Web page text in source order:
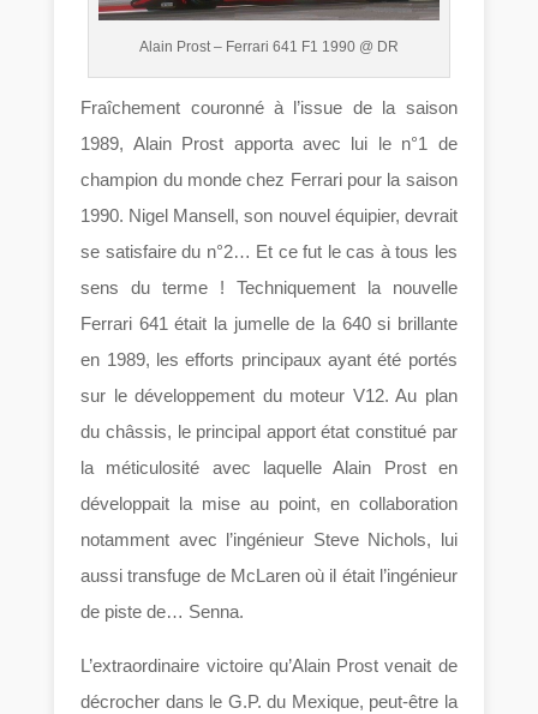
Alain Prost – Ferrari 641 F1 1990 @ DR
Fraîchement couronné à l’issue de la saison
1989, Alain Prost apporta avec lui le n°1 de
champion du monde chez Ferrari pour la saison
1990. Nigel Mansell, son nouvel équipier, devrait
se satisfaire du n°2… Et ce fut le cas à tous les
sens du terme ! Techniquement la nouvelle
Ferrari 641 était la jumelle de la 640 si brillante
en 1989, les efforts principaux ayant été portés
sur le développement du moteur V12. Au plan
du châssis, le principal apport état constitué par
la méticulosité avec laquelle Alain Prost en
développait la mise au point, en collaboration
notamment avec l’ingénieur Steve Nichols, lui
aussi transfuge de McLaren où il était l’ingénieur
de piste de… Senna.
L’extraordinaire victoire qu’Alain Prost venait de
décrocher dans le G.P. du Mexique, peut-être la